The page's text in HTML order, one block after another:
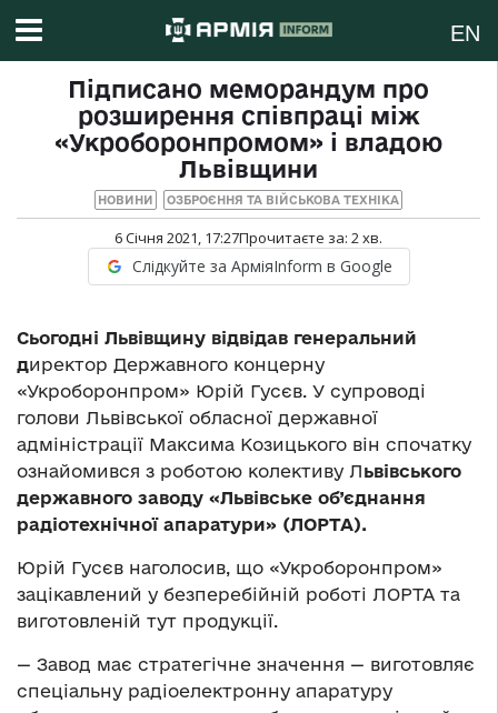
EN
Підписано меморандум про
розширення співпраці між
«Укроборонпромом» і владою
Львівщини
НОВИНИ ОЗБРОЄННЯ ТА ВІЙСЬКОВА ТЕХНІКА
6 Січня 2021, 17:27Прочитаєте за: 2хв.
Слідкуйте за АрміяInform в Google
Сьогодні Львівщину відвідав генеральний
директор Державного концерну
«Укроборонпром» Юрій Гусєв. У супроводі
голови Львівської обласної державної
адміністрації Максима Козицького він спочатку
ознайомився з роботою колективу Львівського
державного заводу «Львівське об’єднання
радіотехнічної апаратури» (ЛОРТА).
Юрій Гусєв наголосив, що «Укроборонпром»
зацікавлений у безперебійній роботі ЛОРТА та
виготовленій тут продукції.
— Завод має стратегічне значення — виготовляє
спеціальну радіоелектронну апаратуру